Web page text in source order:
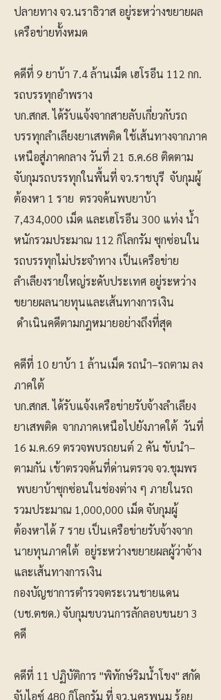
ปลายทาง จว.นราธิวาส อยู่ระหว่างขยายผล
เครือข่ายทั้งหมด
คดีที่ 9 ยาบ้า 7.4 ล้านเม็ด เฮโรอีน 112 กก.
รถบรรทุกอำพราง
บก.สกส. ได้รับแจ้งจากสายลับเกี่ยวกับรถ
บรรทุกลำเลียงยาเสพติด ใช้เส้นทางจากภาค
เหนือสู่ภาคกลาง วันที่ 21 ธ.ค.68 ติดตาม
จับกุมรถบรรทุกในพื้นที่ จว.ราชบุรี จับกุมผู้
ต้องหา 1 ราย ตรวจค้นพบยาบ้า
7,434,000 เม็ด และเฮโรอีน 300 แท่ง น้ำ
หนักรวมประมาณ 112 กิโลกรัม ซุกซ่อนใน
รถบรรทุกไม่ประจำทาง เป็นเครือข่าย
ลำเลียงรายใหญ่ระดับประเทศ อยู่ระหว่าง
ขยายผลนายทุนและเส้นทางการเงิน
ดำเนินคดีตามกฎหมายอย่างถึงที่สุด
คดีที่ 10 ยาบ้า 1 ล้านเม็ด รถนำ–รถตาม ลง
ภาคใต้
บก.สกส. ได้รับแจ้งเครือข่ายรับจ้างลำเลียง
ยาเสพติด จากภาคเหนือไปยังภาคใต้ วันที่
16 ม.ค.69 ตรวจพบรถยนต์ 2 คัน ขับนำ–
ตามกัน เข้าตรวจค้นที่ด่านตรวจ จว.ชุมพร
พบยาบ้าซุกซ่อนในช่องต่าง ๆ ภายในรถ
รวมประมาณ 1,000,000 เม็ด จับกุมผู้
ต้องหาได้ 7 ราย เป็นเครือข่ายรับจ้างจาก
นายทุนภาคใต้ อยู่ระหว่างขยายผลผู้ว่าจ้าง
และเส้นทางการเงิน
กองบัญชาการตำรวจตระเวนชายแดน
(บช.ตชด.) จับกุมขบวนการลักลอบขนยา 3
คดี
คดีที่ 11 ปฏิบัติการ "พิทักษ์ริมน้ำโขง" สกัด
จับไอซ์ 480 กิโลกรัม ที่ จว.นครพนม ร้อย